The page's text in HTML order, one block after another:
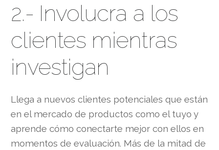
2.- Involucra a los
clientes mientras
investigan
Llega a nuevos clientes potenciales que están
en el mercado de productos como el tuyo y
aprende cómo conectarte mejor con ellos en
momentos de evaluación. Más de la mitad de